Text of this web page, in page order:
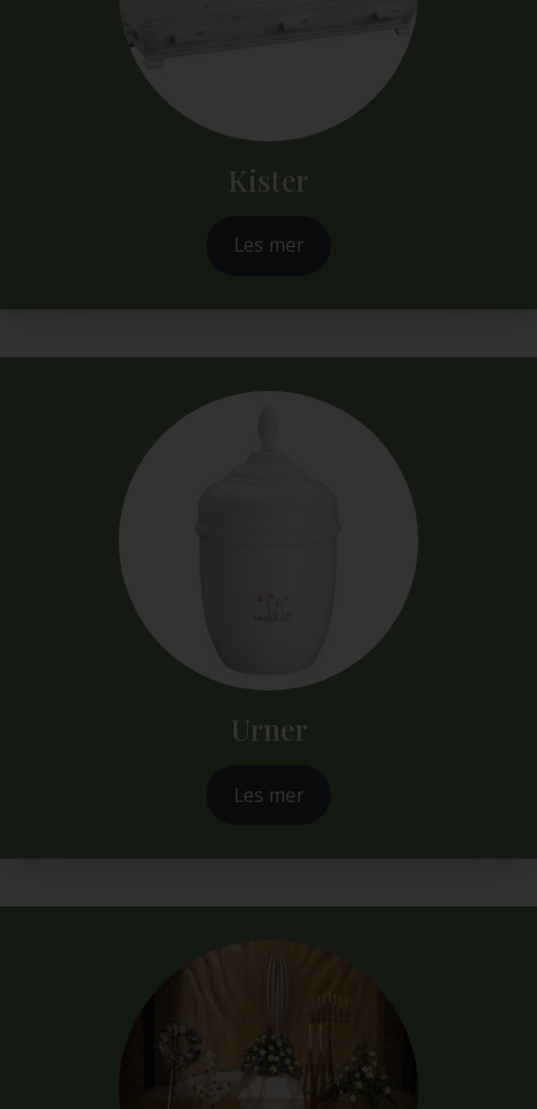
Kister
Les mer
Urner
Les mer